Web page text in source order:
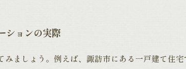
ションの実際
ましょう。例えば、諏訪市にある一戸建て住